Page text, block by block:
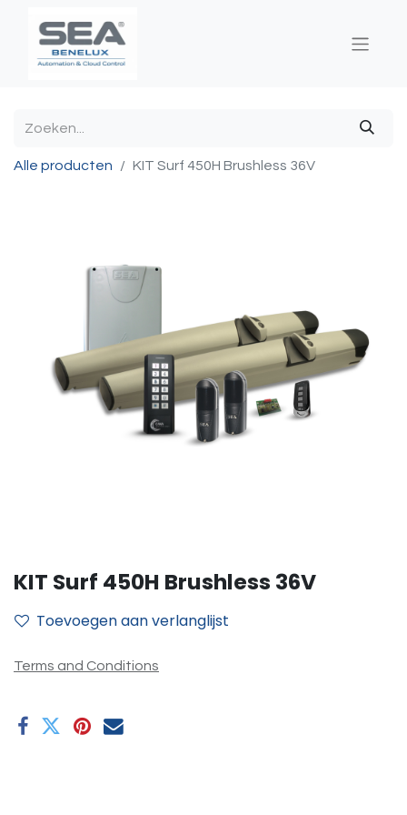
Alle producten KIT Surf 450H Brushless 36V
KIT Surf 450H Brushless 36V
Toevoegen aan verlanglijst
Terms and Conditions